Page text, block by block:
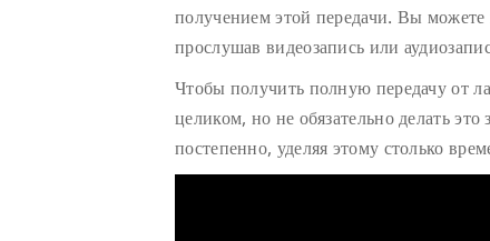
получением этой передачи. Вы
прослушав видеозапись или
Чтобы получить полную передачу от
целиком, но не обязательно делать
постепенно, уделяя этому столько